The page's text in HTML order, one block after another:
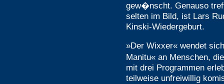
gew�nscht. Genauso
selten im Bild, ist Lars
Kinski-Wiedergeburt.
»Der Wixxer« wendet
Manitu« an Menschen,
mit drei Programmen
teilweise unfreiwillig